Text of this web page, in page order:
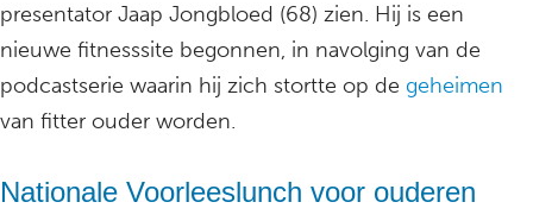
presentator Jaap Jongbloed (68) zien. Hij is een
nieuwe fitnesssite begonnen, in navolging van de
podcastserie waarin hij zich stortte op de geheimen
van fitter ouder worden.
Nationale Voorleeslunch voor ouderen